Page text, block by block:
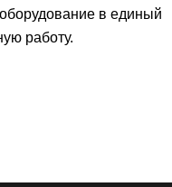
в единый
работу.